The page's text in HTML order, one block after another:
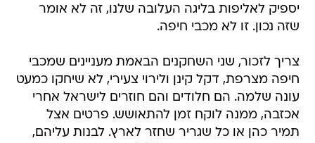
יספיק לאליפות בליגה העלובה שלנו, זה לא אומר
שזה נכון. זו לא מכבי חיפה.
צריך לזכור, שני השחקנים הבאמת מעניינים שמכבי
חיפה מצרפת, דקל קינן ולירוי צעירי, לא שיחקו כמעט
עונה שלמה. הם חלודים והם חוזרים לישראל אחרי
אכזבה, ממנה לוקח זמן להתאושש. פרטים אצל
תמיר כהן או כל שגריר שחזר לארץ. לבנות עליהם,